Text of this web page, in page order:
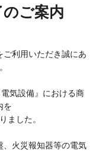
ご案内
ご利用いただき誠にあ
気設備』における商
を
ました。
火災報知器等の電気